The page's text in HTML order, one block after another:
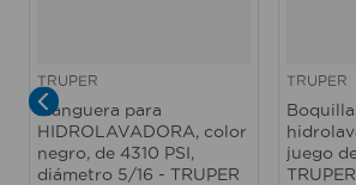
TRUPER
Manguera para
HIDROLAVADORA, color
negro, de 4310 PSI,
diámetro 5/16 - TRUPER
TRUPER
juego
TRUPER